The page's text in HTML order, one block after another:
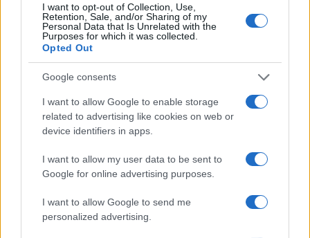
I want to opt-out of Collection, Use,
Retention, Sale, and/or Sharing of my
Personal Data that Is Unrelated with the
Purposes for which it was collected.
Opted Out
Google consents
I want to allow Google to enable storage
related to advertising like cookies on web or
device identifiers in apps.
I want to allow my user data to be sent to
Google for online advertising purposes.
I want to allow Google to send me
personalized advertising.
Un hombre compra el primer mensaje
SMS de la historia por 107.000 euros
CIENCIA Y TECNOLOGÍA